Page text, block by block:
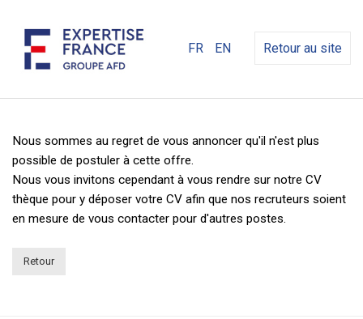
FR EN Retour au site
Nous sommes au regret de vous annoncer qu'il n'est plus
possible de postuler à cette offre.
Nous vous invitons cependant à vous rendre sur notre CV
thèque pour y déposer votre CV afin que nos recruteurs soient
en mesure de vous contacter pour d'autres postes.
Retour